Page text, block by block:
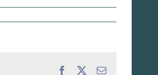
FacebookE-